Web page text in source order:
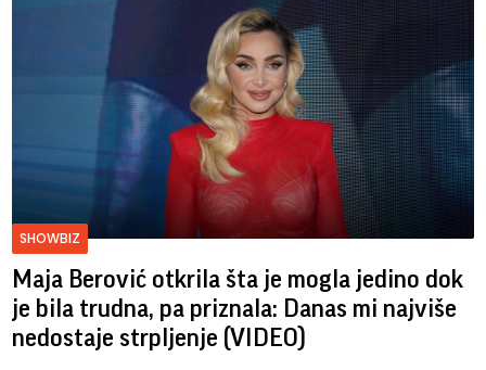
SHOWBIZ
Maja Berović otkrila šta je mogla jedino dok
je bila trudna, pa priznala: Danas mi najviše
nedostaje strpljenje (VIDEO)